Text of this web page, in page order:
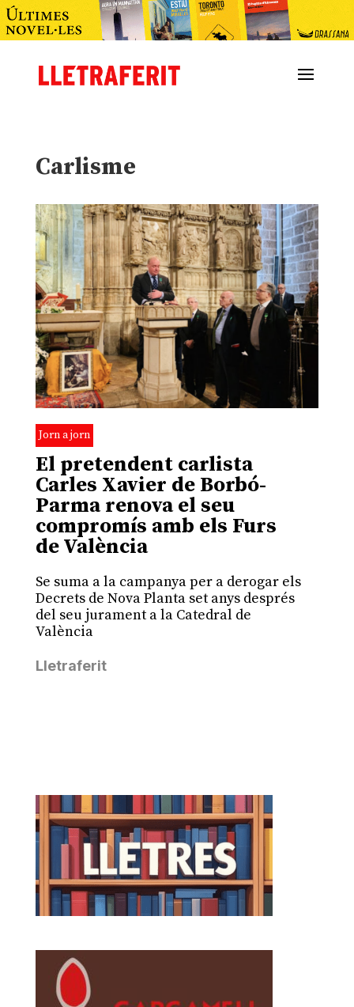
Carlisme
Jorn a jorn
El pretendent carlista
Carles Xavier de Borbó-
Parma renova el seu
compromís amb els Furs
de València
Se suma a la campanya per a derogar els
Decrets de Nova Planta set anys després
del seu jurament a la Catedral de
València
Lletraferit